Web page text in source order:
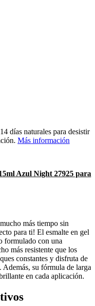
días naturales para desistir
Más información
Azul Night 27925 para
más tiempo sin
para ti! El esmalte en gel
formulado con una
más resistente que los
constantes y disfruta de
Además, su fórmula de larga
en cada aplicación.